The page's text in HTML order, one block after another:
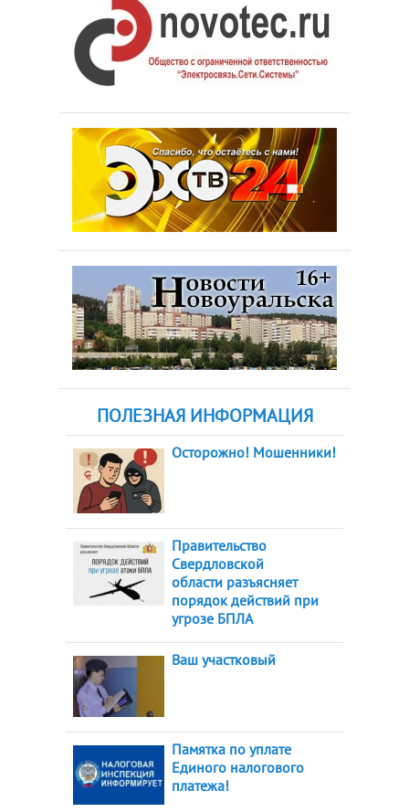
ПОЛЕЗНАЯ ИНФОРМАЦИЯ
Осторожно! Мошенники!
Правительство
Свердловской
области разъясняет
порядок действий при
угрозе БПЛА
Ваш участковый
Памятка по уплате
Единого налогового
платежа!